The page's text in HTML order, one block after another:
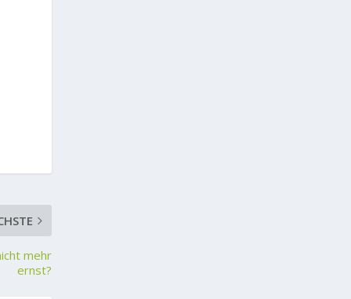
mehr
ernst?